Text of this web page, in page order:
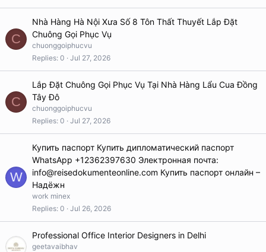
C
Nhà Hàng Hà Nội Xưa Số 8 Tôn Thất Thuyết Lắp Đặt
Chuông Gọi Phục Vụ
chuonggoiphucvu
Replies 0 Jul 27, 2026
C
Lắp Đặt Chuông Gọi Phục Vụ Tại Nhà Hàng Lẩu Cua Đồng
Tây Đô
chuonggoiphucvu
Replies 0 Jul 27, 2026
W
Купить паспорт Купить дипломатический паспорт
WhatsApp +12362397630 Электронная почта:
info@reisedokumenteonline.com Купить паспорт онлайн –
Надёжн
work minex
Replies 0 Jul 26, 2026
Professional Office Interior Designers in Delhi
geetavaibhav